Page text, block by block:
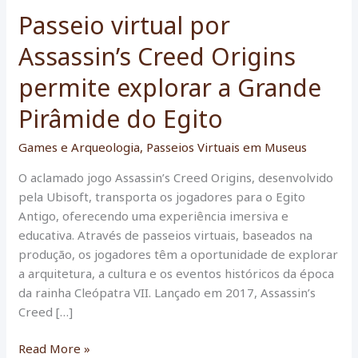
Passeio virtual por
Assassin’s Creed Origins
permite explorar a Grande
Pirâmide do Egito
Games e Arqueologia, Passeios Virtuais em Museus
O aclamado jogo Assassin’s Creed Origins, desenvolvido
pela Ubisoft, transporta os jogadores para o Egito
Antigo, oferecendo uma experiência imersiva e
educativa. Através de passeios virtuais, baseados na
produção, os jogadores têm a oportunidade de explorar
a arquitetura, a cultura e os eventos históricos da época
da rainha Cleópatra VII. Lançado em 2017, Assassin’s
Creed […]
Passeio
Read More »